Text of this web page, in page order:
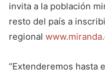
invita a la población
resto del país a
regional
“Extenderemos hasta